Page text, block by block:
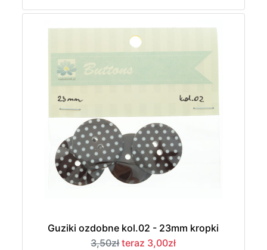
Guziki ozdobne kol.02 - 23mm kropki
3,50zł teraz 3,00zł